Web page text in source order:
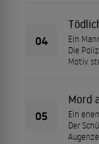
04
Ein
Die
Motiv
05
Mord
Ein
Der